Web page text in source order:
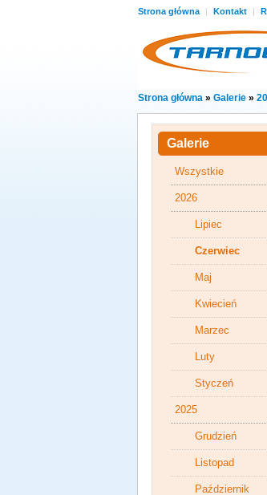
Strona główna | Kontakt |
Strona główna » Galerie »
Galerie
Wszystkie
2026
Lipiec
Czerwiec
Maj
Kwiecień
Marzec
Luty
Styczeń
2025
Grudzień
Listopad
Październik